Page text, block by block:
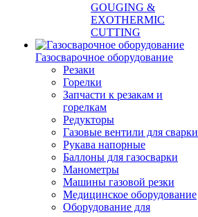
GOUGING &
EXOTHERMIC
CUTTING
Газосварочное оборудование
Резаки
Горелки
Запчасти к резакам и
горелкам
Редукторы
Газовые вентили для сварки
Рукава напорные
Баллоны для газосварки
Манометры
Машины газовой резки
Медицинское оборудование
Оборудование для